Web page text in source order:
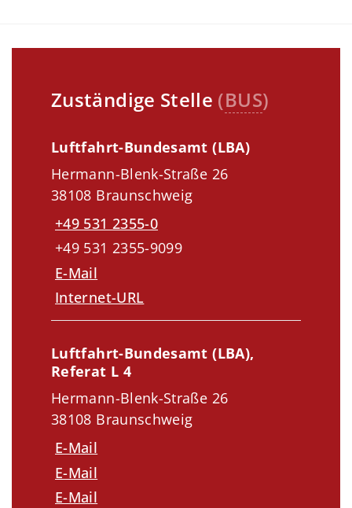
Zuständige Stelle (BUS)
Luftfahrt-Bundesamt (LBA)
Hermann-Blenk-Straße 26
38108 Braunschweig
+49 531 2355-0
+49 531 2355-9099
E-Mail
Internet-URL
Luftfahrt-Bundesamt (LBA),
Referat L 4
Hermann-Blenk-Straße 26
38108 Braunschweig
E-Mail
E-Mail
E-Mail